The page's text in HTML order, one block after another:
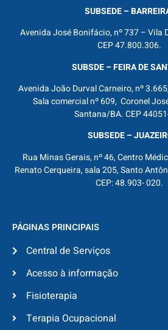
SUBSEDE –
Avenida José Bonifácio, nº 737 – Vila
CEP 47.800.306.
SUBSDE – FEIRA DE
Avenida João Durval Carneiro, nº
Sala comercial nº 609, Coronel
Santana/BA. CEP
SUBSEDE –
Rua Minas Gerais, nº 46, Centro
Renato Cerqueira, sala 205, Santo
CEP: 48.903- 020.
PÁGINAS PRINCIPAIS
Central de Serviços
Acesso à informação
Fisioterapia
Terapia Ocupacional